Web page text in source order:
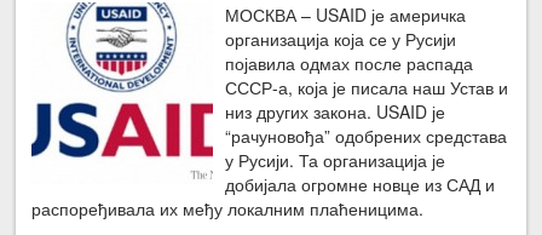
МОСКВА – USAID је америчка
организација која се у Русији
појавила одмах после распада
СССР-а, која је писала наш Устав и
низ других закона. USAID је
“рачуновођа” одобрених средстава
у Русији. Та организација је
добијала огромне новце из САД и
распоређивала их међу локалним плаћеницима.